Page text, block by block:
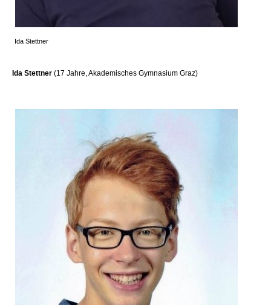
Ida Stettner
Ida Stettner (17 Jahre, Akademisches Gymnasium Graz)